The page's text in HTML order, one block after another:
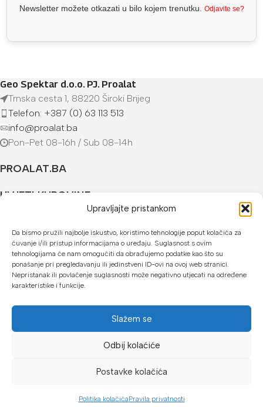
Upravljajte pristankom
Da bismo pružili najbolje iskustvo, koristimo tehnologije poput kolačića za
čuvanje i/ili pristup informacijama o uređaju. Suglasnost s ovim
tehnologijama će nam omogućiti da obrađujemo podatke kao što su
ponašanje pri pregledavanju ili jedinstveni ID-ovi na ovoj web stranici.
Nepristanak ili povlačenje suglasnosti može negativno utjecati na određene
karakteristike i funkcije.
Slažem se
Odbij kolaćiće
Postavke kolačića
Politika kolačićaPravila privatnosti
Newsletter možete otkazati u bilo kojem trenutku. Odjavite se?
Geo Spektar d.o.o. PJ. Proalat
Trnska cesta 1, 88220 Široki Brijeg
Telefon: +387 (0) 63 113 513
info@proalat.ba
Pon-Pet 08-16h / Sub 08-14h
PROALAT.BA
UVJETI KUPOVINE
U našoj web trgovini možete platiti:
Kreditnim karticama jednokratno ili do 24 rate
Općom uplatnicom, virmanom, internet bankarstvom
Gotovinom prilikom preuzimanja
Mikrofin do 18 rata
Copyright © 2026 Proalat.ba